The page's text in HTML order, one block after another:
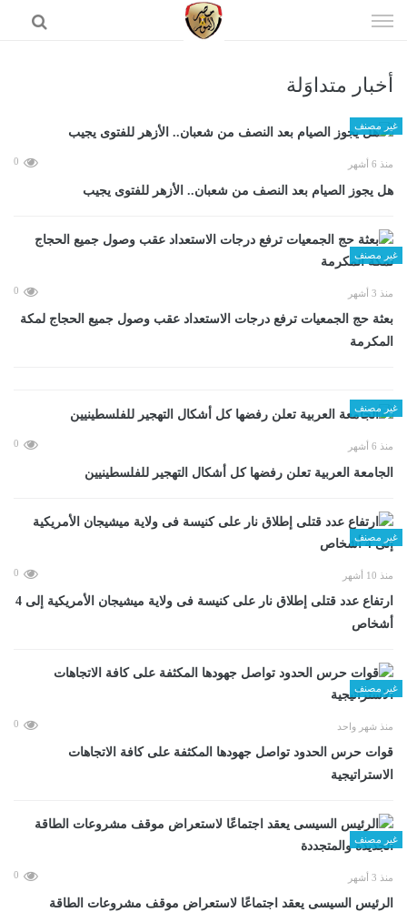
الى
أخبار متداوَلة
غير مصنف
منذ 6 أشهر 0
هل يجوز الصيام بعد النصف من شعبان.. الأزهر للفتوى يجيب
غير مصنف
منذ 3 أشهر 0
بعثة حج الجمعيات ترفع درجات الاستعداد عقب وصول جميع الحجاج لمكة
المكرمة
غير مصنف
منذ 6 أشهر 0
الجامعة العربية تعلن رفضها كل أشكال التهجير للفلسطينيين
غير مصنف
منذ 10 أشهر 0
ارتفاع عدد قتلى إطلاق نار على كنيسة فى ولاية ميشيجان الأمريكية إلى 4
أشخاص
غير مصنف
منذ شهر واحد 0
قوات حرس الحدود تواصل جهودها المكثفة على كافة الاتجاهات
الاستراتيجية
غير مصنف
منذ 3 أشهر 0
الرئيس السيسى يعقد اجتماعًا لاستعراض موقف مشروعات الطاقة